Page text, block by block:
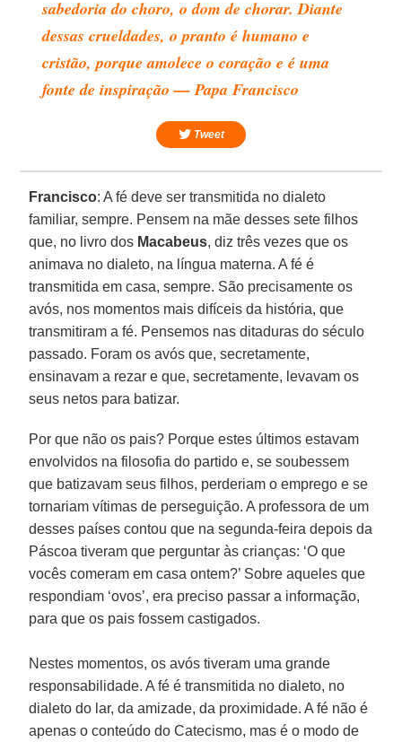
sabedoria do choro, o dom de chorar. Diante
dessas crueldades, o pranto é humano e
cristão, porque amolece o coração e é uma
fonte de inspiração — Papa Francisco
Tweet
Francisco: A fé deve ser transmitida no dialeto
familiar, sempre. Pensem na mãe desses sete filhos
que, no livro dos Macabeus, diz três vezes que os
animava no dialeto, na língua materna. A fé é
transmitida em casa, sempre. São precisamente os
avós, nos momentos mais difíceis da história, que
transmitiram a fé. Pensemos nas ditaduras do século
passado. Foram os avós que, secretamente,
ensinavam a rezar e que, secretamente, levavam os
seus netos para batizar.
Por que não os pais? Porque estes últimos estavam
envolvidos na filosofia do partido e, se soubessem
que batizavam seus filhos, perderiam o emprego e se
tornariam vítimas de perseguição. A professora de um
desses países contou que na segunda-feira depois da
Páscoa tiveram que perguntar às crianças: ‘O que
vocês comeram em casa ontem?’ Sobre aqueles que
respondiam ‘ovos’, era preciso passar a informação,
para que os pais fossem castigados.
Nestes momentos, os avós tiveram uma grande
responsabilidade. A fé é transmitida no dialeto, no
dialeto do lar, da amizade, da proximidade. A fé não é
apenas o conteúdo do Catecismo, mas é o modo de